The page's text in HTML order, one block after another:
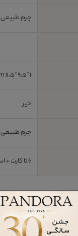
چرم طبیعی
1*9.5*11.5 cm
خیر
چرم طبیعی
6 تا کارت + اسکناس